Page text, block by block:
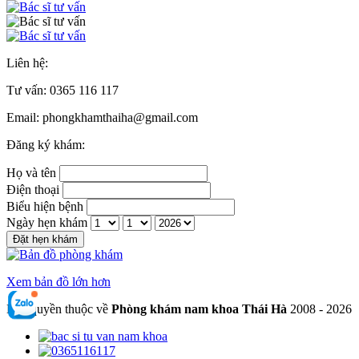
Liên hệ:
Tư vấn: 0365 116 117
Email: phongkhamthaiha@gmail.com
Đăng ký khám:
Họ và tên
Điện thoại
Biểu hiện bệnh
Ngày hẹn khám
Đặt hẹn khám
Xem bản đồ lớn hơn
Bản quyền thuộc về Phòng khám nam khoa Thái Hà 2008 - 2026